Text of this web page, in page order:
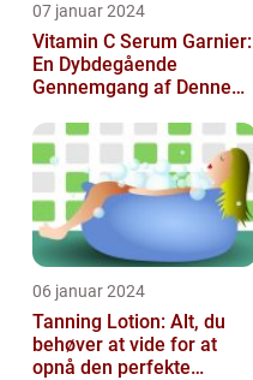
07 januar 2024
Vitamin C Serum Garnier:
En Dybdegående
Gennemgang af Denne
Kosmetikfavorit
06 januar 2024
Tanning Lotion: Alt, du
behøver at vide for at
opnå den perfekte